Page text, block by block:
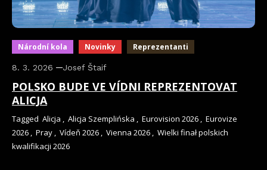
Národní kola Novinky Reprezentanti
8. 3. 2026 Josef Štaif
POLSKO BUDE VE VÍDNI REPREZENTOVAT
ALICJA
Tagged Alicja , Alicja Szemplińska , Eurovision 2026 , Eurovize
2026 , Pray , Vídeň 2026 , Vienna 2026 , Wielki finał polskich
kwalifikacji 2026